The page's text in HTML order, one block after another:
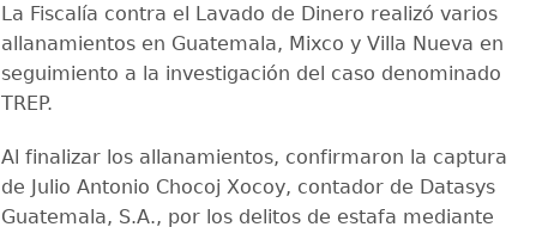
La Fiscalía contra el Lavado de Dinero realizó varios
allanamientos en Guatemala, Mixco y Villa Nueva en
seguimiento a la investigación del caso denominado
TREP.
Al finalizar los allanamientos, confirmaron la captura
de Julio Antonio Chocoj Xocoy, contador de Datasys
Guatemala, S.A., por los delitos de estafa mediante